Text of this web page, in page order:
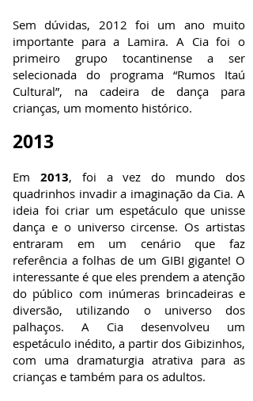
Sem dúvidas, 2012 foi um ano muito
importante para a Lamira. A Cia foi o
primeiro grupo tocantinense a ser
selecionada do programa “Rumos Itaú
Cultural”, na cadeira de dança para
crianças, um momento histórico.
2013
Em 2013, foi a vez do mundo dos
quadrinhos invadir a imaginação da Cia. A
ideia foi criar um espetáculo que unisse
dança e o universo circense. Os artistas
entraram em um cenário que faz
referência a folhas de um GIBI gigante! O
interessante é que eles prendem a atenção
do público com inúmeras brincadeiras e
diversão, utilizando o universo dos
palhaços. A Cia desenvolveu um
espetáculo inédito, a partir dos Gibizinhos,
com uma dramaturgia atrativa para as
crianças e também para os adultos.